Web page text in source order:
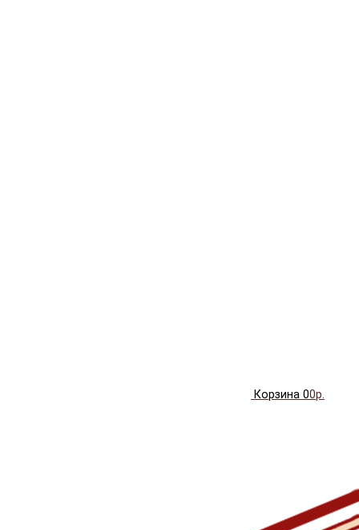
Корзина 00р.